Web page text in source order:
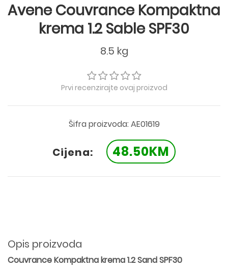
Avene Couvrance Kompaktna
krema 1.2 Sable SPF30
8.5 kg
Prvi recenzirajte ovaj proizvod
Šifra proizvoda: AE01619
Cijena: 48.50KM
Opis proizvoda
Couvrance Kompaktna krema 1.2 Sand SPF30